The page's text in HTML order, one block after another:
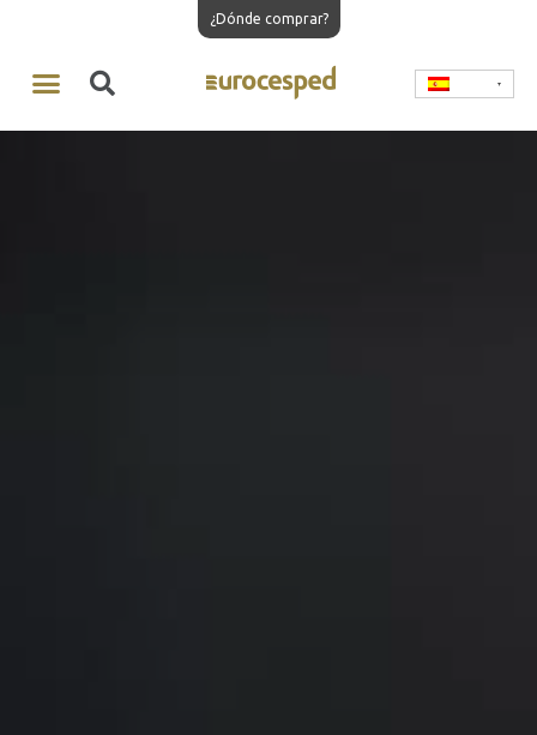
¿Dónde comprar?